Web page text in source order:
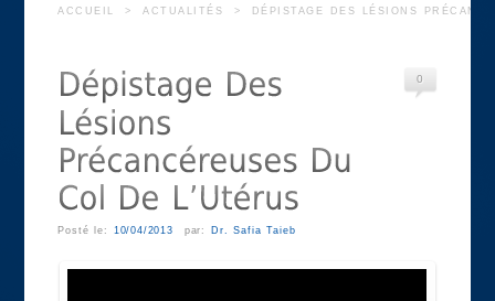
ACCUEIL > ACTUALITÉS > DÉPISTAGE DES LÉSIONS
0
Posté le: 10/04/2013 par: Dr. Safia Taieb